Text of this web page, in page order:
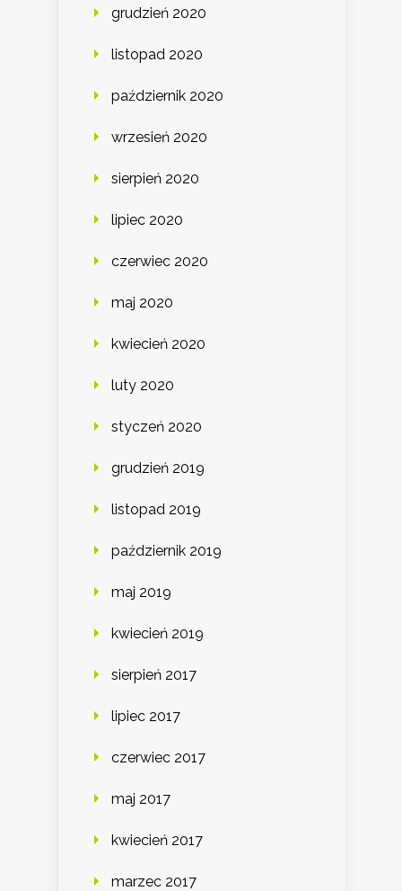
grudzień 2020
listopad 2020
październik 2020
wrzesień 2020
sierpień 2020
lipiec 2020
czerwiec 2020
maj 2020
kwiecień 2020
luty 2020
styczeń 2020
grudzień 2019
listopad 2019
październik 2019
maj 2019
kwiecień 2019
sierpień 2017
lipiec 2017
czerwiec 2017
maj 2017
kwiecień 2017
marzec 2017